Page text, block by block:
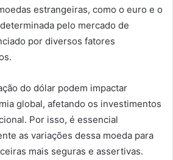
estrangeiras, como o euro e o
pelo mercado de
por diversos fatores
do dólar podem impactar
global, afetando os investimentos
Por isso, é essencial
as variações dessa moeda para
mais seguras e assertivas.